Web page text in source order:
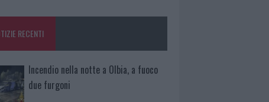
RECENTI
Incendio nella notte a Olbia, a fuoco
due furgoni